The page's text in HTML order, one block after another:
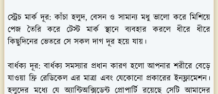
স্ট্রেচ মার্ক দূর: কাঁচা হলুদ, বেসন ও সামান্য মধু ভালো করে মিশিয়ে
পেজ তৈরি করে টেস্ট মার্ক স্থানে ব্যবহার করলে ধীরে ধীরে
কিছুদিনের ভেতরে সে সকল দাগ দূর হয়ে যায়।
বার্ধক্য দূর: বার্ধক্য সমস্যার প্রধান কারণ হলো আপনার শরীরে বেড়ে
যাওয়া ফ্রি রেডিকেল এর মাত্রা এবং যেকোনো প্রকারের ইনফ্লামেশন।
হলুদের মধ্যে যে অ্যান্টিঅক্সিডেন্ট প্রোপার্টি রয়েছে সেটি আমাদের